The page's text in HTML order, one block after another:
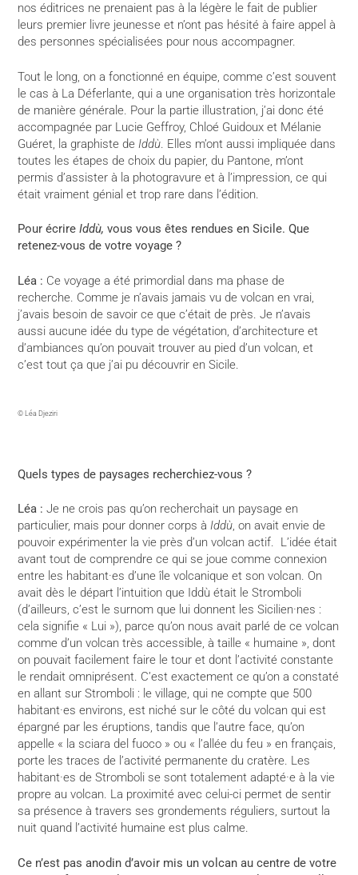
nos éditrices ne prenaient pas à la légère le fait de publier
leurs premier livre jeunesse et n’ont pas hésité à faire appel à
des personnes spécialisées pour nous accompagner.
Tout le long, on a fonctionné en équipe, comme c’est souvent
le cas à La Déferlante, qui a une organisation très horizontale
de manière générale. Pour la partie illustration, j’ai donc été
accompagnée par Lucie Geffroy, Chloé Guidoux et Mélanie
Guéret, la graphiste deIddù. Elles m’ont aussi impliquée dans
toutes les étapes de choix du papier, du Pantone, m’ont
permis d’assister à la photogravure et à l’impression, ce qui
était vraiment génial et trop rare dans l’édition.
Pour écrireIddù,vous vous êtes rendues en Sicile. Que
retenez-vous de votre voyage ?
Léa : Ce voyage a été primordial dans ma phase de
recherche. Comme je n’avais jamais vu de volcan en vrai,
j’avais besoin de savoir ce que c’était de près. Je n’avais
aussi aucune idée du type de végétation, d’architecture et
d’ambiances qu’on pouvait trouver au pied d’un volcan, et
c’est tout ça que j’ai pu découvrir en Sicile.
© Léa Djeziri
Quels types de paysages recherchiez-vous ?
Léa :Je ne crois pas qu’on recherchait un paysage en
particulier, mais pour donner corps àIddù, on avait envie de
pouvoir expérimenter la vie près d’un volcan actif. L’idée était
avant tout de comprendre ce qui se joue comme connexion
entre les habitant·es d’une île volcanique et son volcan. On
avait dès le départ l’intuition que Iddù était le Stromboli
(d’ailleurs, c’est le surnom que lui donnent les Sicilien·nes :
cela signifie « Lui »), parce qu’on nous avait parlé de ce volcan
comme d’un volcan très accessible, à taille « humaine », dont
on pouvait facilement faire le tour et dont l’activité constante
le rendait omniprésent. C’est exactement ce qu’on a constaté
en allant sur Stromboli : le village, qui ne compte que 500
habitant·es environs, est niché sur le côté du volcan qui est
épargné par les éruptions, tandis que l’autre face, qu’on
appelle « la sciara del fuoco » ou « l’allée du feu » en français,
porte les traces de l’activité permanente du cratère. Les
habitant·es de Stromboli se sont totalement adapté·e à la vie
propre au volcan. La proximité avec celui-ci permet de sentir
sa présence à travers ses grondements réguliers, surtout la
nuit quand l’activité humaine est plus calme.
Ce n’est pas anodin d’avoir mis un volcan au centre de votre